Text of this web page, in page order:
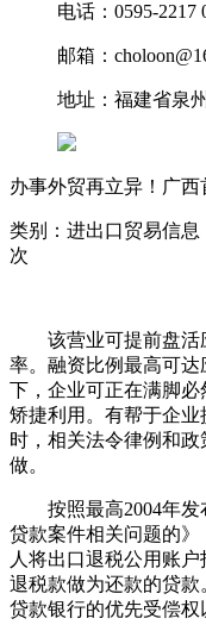
电话：0595-2217
邮箱：
地址：福建省泉
办事外贸再立异！广
类别：进出口贸易信息
次
该营业可提前盘活
率。融资比例最高可达
下，企业可正在满脚
矫捷利用。有帮于企
时，相关法令律例和
做。
按照最高2004年发
贷款案件相关问题的
人将出口退税公用账
退税款做为还款的贷款
贷款银行的优先受偿权